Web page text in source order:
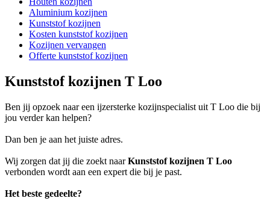
Aluminium kozijnen
Kunststof kozijnen
Kosten kunststof kozijnen
Kozijnen vervangen
Offerte kunststof kozijnen
Kunststof kozijnen T Loo
Ben jij opzoek naar een ijzersterke kozijnspecialist uit T Loo die bij
jou verder kan helpen?
Dan ben je aan het juiste adres.
Wij zorgen dat jij die zoekt naarKunststof kozijnen T Loo
verbonden wordt aan een expert die bij je past.
Het beste gedeelte?